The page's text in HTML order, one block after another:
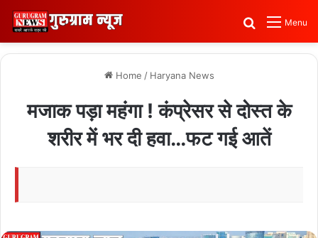
Menu
Search for
Home / Haryana News
मजाक पड़ा महंगा ! कंप्रेसर से दोस्त के
शरीर में भर दी हवा…फट गई आतें